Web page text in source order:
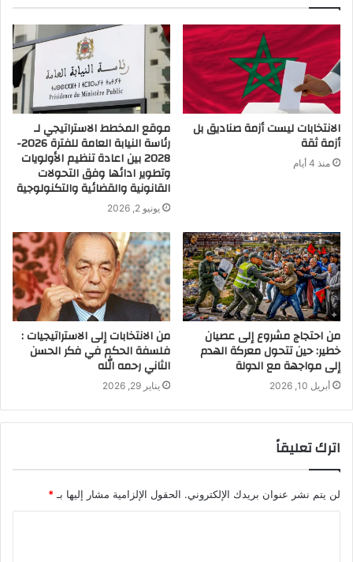
الانتخابات ليست أزمة صناديق بل
أزمة ثقة
منذ 4 أيام
موقع المخطط الاستراتيجي لـ
رئاسة النيابة العامة للفترة 2026-
2028 بين اعادة تنظيم الأولويات
وتطوير ادائها وفق التحولات
القانونية والقضائية والتكنولوجية
يونيو 2, 2026
من احتجاج مشروع إلى عصيان
خطير: حين تتحول معركة الهدم
إلى مواجهة مع الدولة
أبريل 10, 2026
من الانتخابات إلى الاستراتيجيات :
فلسفة الحكم في فكر الحسن
الثاني رحمه الله
يناير 29, 2026
اترك تعليقاً
لن يتم نشر عنوان بريدك الإلكتروني. الحقول الإلزامية مشار إليها بـ *